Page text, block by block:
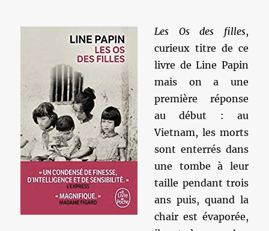
Les Os des filles,
curieux titre de ce
livre de Line Papin
mais on a une
première réponse
au début : au
Vietnam, les morts
sont enterrés dans
une tombe à leur
taille pendant trois
ans puis, quand la
chair est évaporée,